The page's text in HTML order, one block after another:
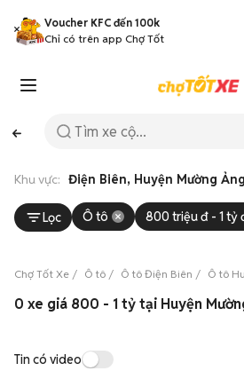
Voucher KFC đến 100k
Chỉ có trên app Chợ Tốt
Khu vực: Điện Biên, Huyện Mường Ảng
Lọc Ô tô 800 triệu đ - 1 tỷ
Chợ Tốt Xe Ô tô Ô tô Điện Biên Ô tô
Tin có video